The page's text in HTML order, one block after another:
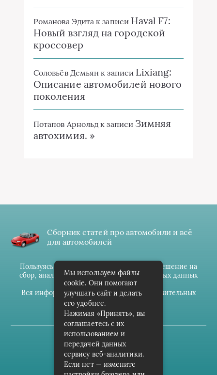
Романова Эдита к записи Haval F7:
Новый взгляд на городской
кроссовер
Соловьёв Демьян к записи Lixiang:
Описание автомобилей нового
поколения
Потапов Арнольд к записи Зимняя
автохимия. »
Сборник статей про автомобили и всё
для автомобилей
Пользуясь данным ресурсом вы даёте разрешение на
сбор, анализ и хранение своих персональных данных
согласноПравилам
Вся информация предоставлена в ознакомительных
целях.
(c) cpark-avto.ru
Карта сайта
О проекте
Мы используем файлы
cookie. Они помогают
улучшать сайт и делать
его удобнее.
Нажимая «Принять», вы
соглашаетесь с их
использованием и
передачей данных
сервису веб-аналитики.
Если нет — измените